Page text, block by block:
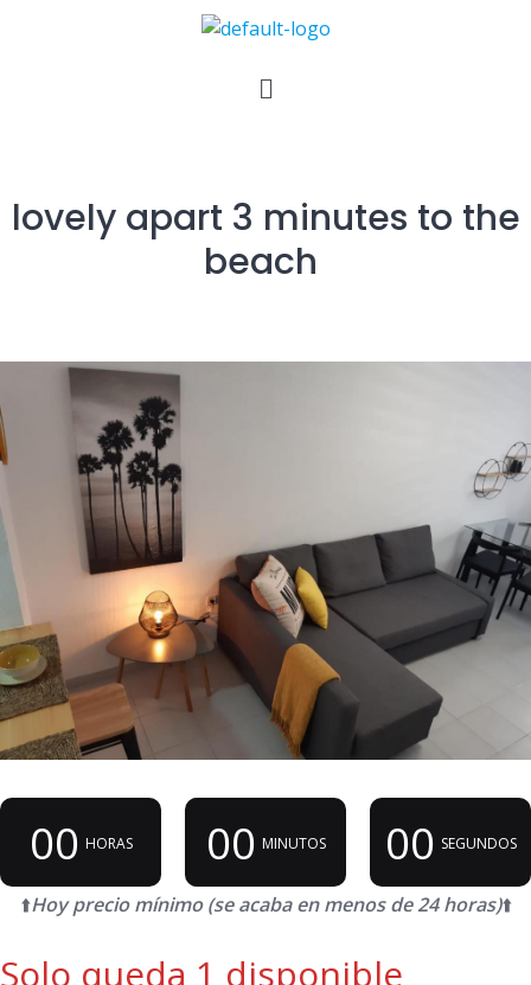
lovely apart 3 minutes to the
beach
00 HORAS 00 MINUTOS 00 SEGUNDOS
⬆️Hoy precio mínimo (se acaba en menos de 24 horas)⬆️
Solo queda 1 disponible